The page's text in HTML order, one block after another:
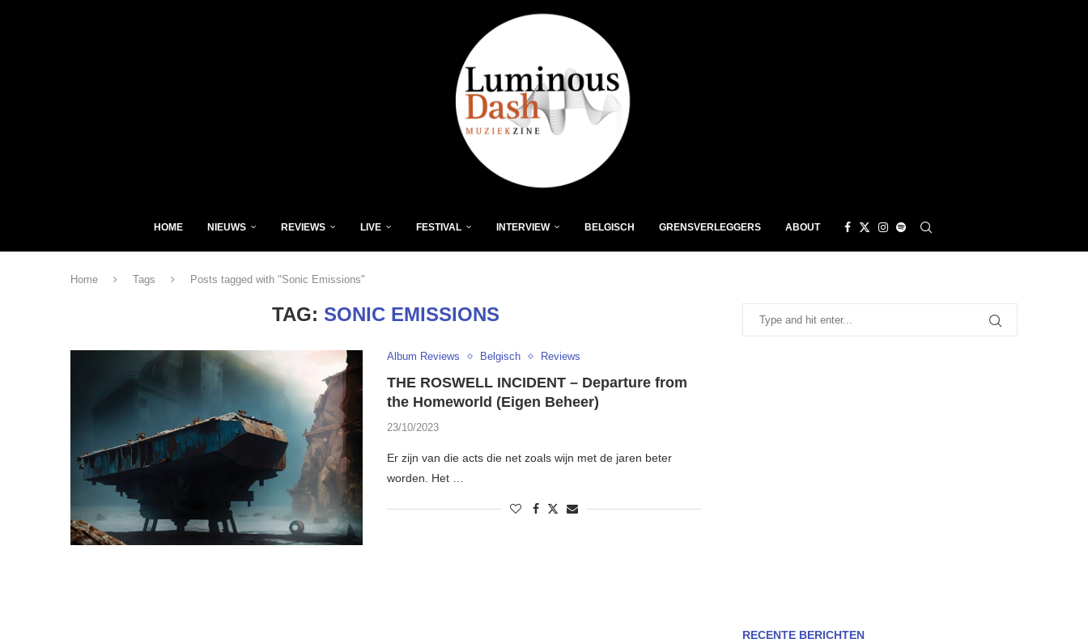
HOME NIEUWS REVIEWS LIVE FESTIVAL INTERVIEW BELGISCH GRENSVERLEGGERS ABOUT
Home Tags Posts tagged with "Sonic Emissions"
TAG: SONIC EMISSIONS
Album Reviews Belgisch Reviews
THE ROSWELL INCIDENT – Departure from
the Homeworld (Eigen Beheer)
23/10/2023
Er zijn van die acts die net zoals wijn met de jaren beter
worden. Het …
RECENTE BERICHTEN